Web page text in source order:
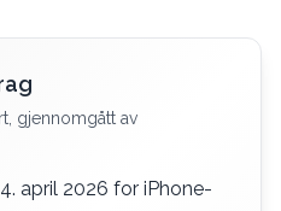
gjennomgått av
april 2026 for iPhone-